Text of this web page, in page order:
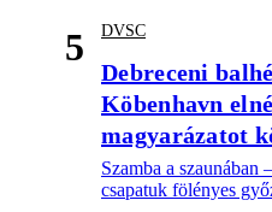
5 DVSC
Debreceni
Köbenhavn
magyarázatot
Szamba a szaunában
csapatuk fölényes